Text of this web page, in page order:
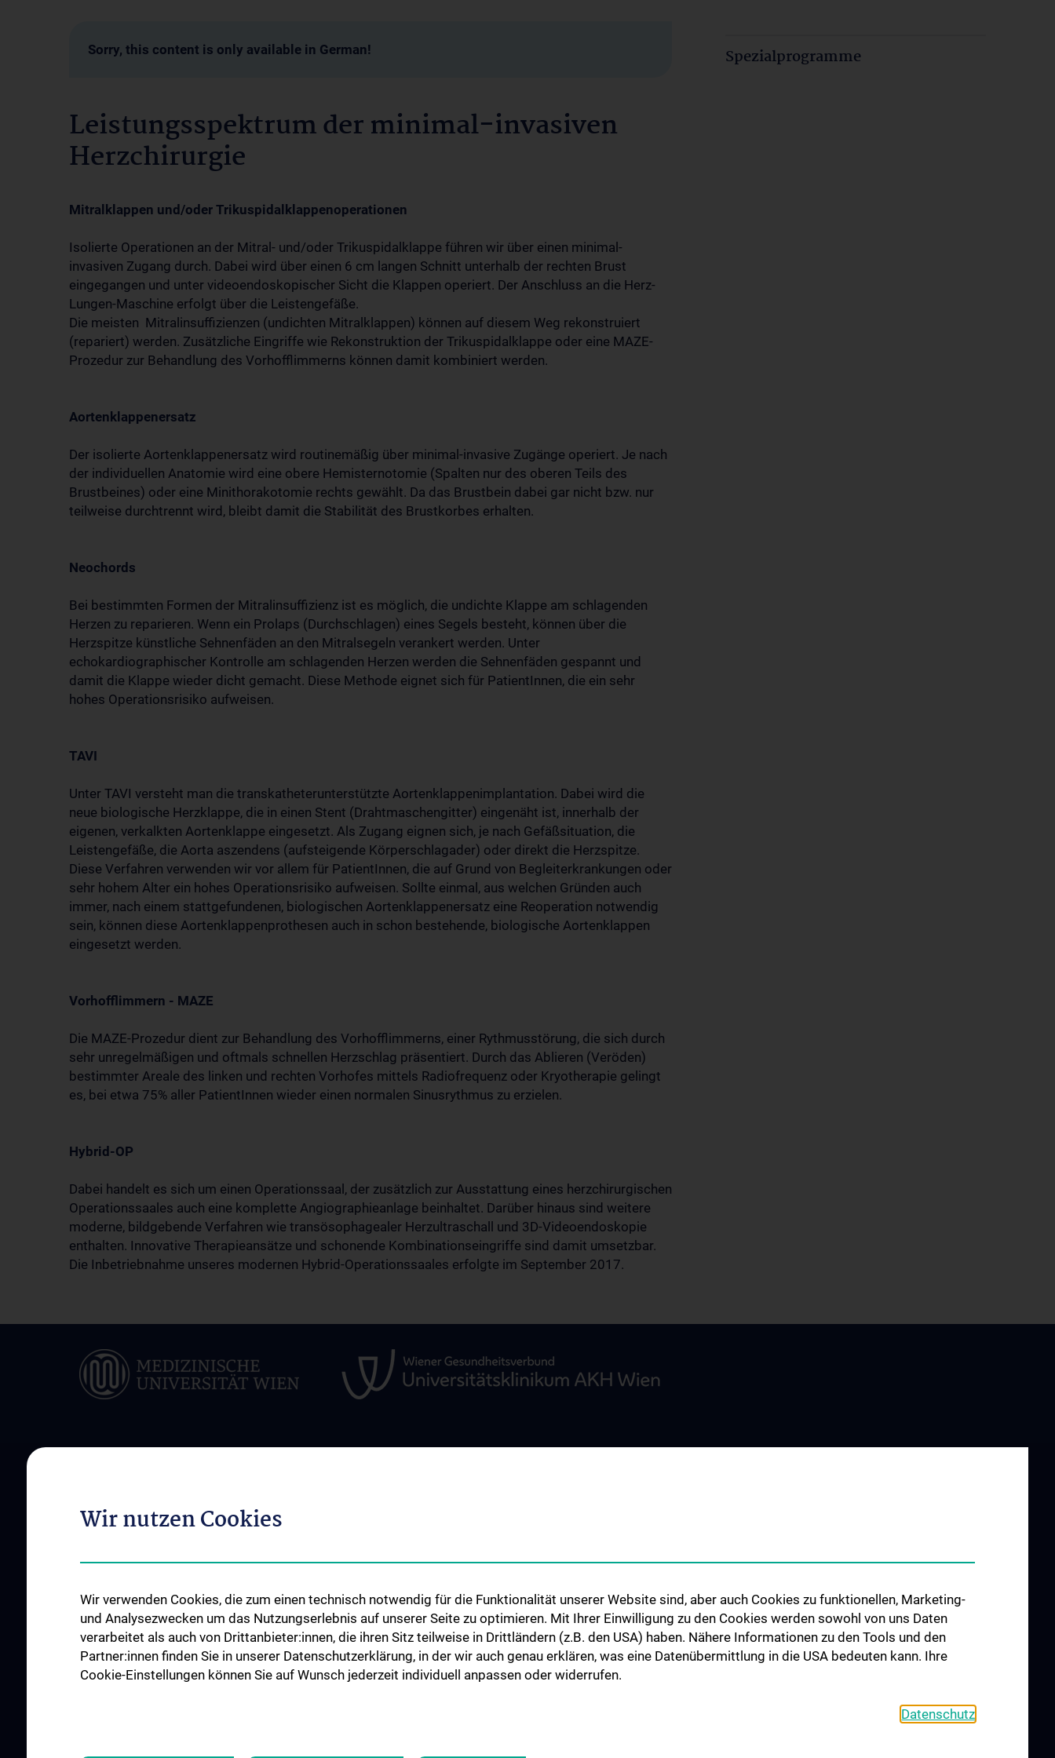
Sorry, this content is only available in German!
Leistungsspektrum der minimal-invasiven
Herzchirurgie
Mitralklappen und/oder Trikuspidalklappenoperationen
Isolierte Operationen an der Mitral- und/oder Trikuspidalklappe führen wir über einen minimal-
invasiven Zugang durch. Dabei wird über einen 6 cm langen Schnitt unterhalb der rechten Brust
eingegangen und unter videoendoskopischer Sicht die Klappen operiert. Der Anschluss an die Herz-
Lungen-Maschine erfolgt über die Leistengefäße.
Die meisten Mitralinsuffizienzen (undichten Mitralklappen) können auf diesem Weg rekonstruiert
(repariert) werden. Zusätzliche Eingriffe wie Rekonstruktion der Trikuspidalklappe oder eine MAZE-
Prozedur zur Behandlung des Vorhofflimmerns können damit kombiniert werden.
Aortenklappenersatz
Der isolierte Aortenklappenersatz wird routinemäßig über minimal-invasive Zugänge operiert. Je nach
der individuellen Anatomie wird eine obere Hemisternotomie (Spalten nur des oberen Teils des
Brustbeines) oder eine Minithorakotomie rechts gewählt. Da das Brustbein dabei gar nicht bzw. nur
teilweise durchtrennt wird, bleibt damit die Stabilität des Brustkorbes erhalten.
Neochords
Bei bestimmten Formen der Mitralinsuffizienz ist es möglich, die undichte Klappe am schlagenden
Herzen zu reparieren. Wenn ein Prolaps (Durchschlagen) eines Segels besteht, können über die
Herzspitze künstliche Sehnenfäden an den Mitralsegeln verankert werden. Unter
echokardiographischer Kontrolle am schlagenden Herzen werden die Sehnenfäden gespannt und
damit die Klappe wieder dicht gemacht. Diese Methode eignet sich für PatientInnen, die ein sehr
hohes Operationsrisiko aufweisen.
TAVI
Unter TAVI versteht man die transkatheterunterstützte Aortenklappenimplantation. Dabei wird die
neue biologische Herzklappe, die in einen Stent (Drahtmaschengitter) eingenäht ist, innerhalb der
eigenen, verkalkten Aortenklappe eingesetzt. Als Zugang eignen sich, je nach Gefäßsituation, die
Leistengefäße, die Aorta aszendens (aufsteigende Körperschlagader) oder direkt die Herzspitze.
Diese Verfahren verwenden wir vor allem für PatientInnen, die auf Grund von Begleiterkrankungen oder
sehr hohem Alter ein hohes Operationsrisiko aufweisen. Sollte einmal, aus welchen Gründen auch
immer, nach einem stattgefundenen, biologischen Aortenklappenersatz eine Reoperation notwendig
sein, können diese Aortenklappenprothesen auch in schon bestehende, biologische Aortenklappen
eingesetzt werden.
Vorhofflimmern - MAZE
Die MAZE-Prozedur dient zur Behandlung des Vorhofflimmerns, einer Rythmusstörung, die sich durch
sehr unregelmäßigen und oftmals schnellen Herzschlag präsentiert. Durch das Ablieren (Veröden)
bestimmter Areale des linken und rechten Vorhofes mittels Radiofrequenz oder Kryotherapie gelingt
es, bei etwa 75% aller PatientInnen wieder einen normalen Sinusrythmus zu erzielen.
Hybrid-OP
Dabei handelt es sich um einen Operationssaal, der zusätzlich zur Ausstattung eines herzchirurgischen
Operationssaales auch eine komplette Angiographieanlage beinhaltet. Darüber hinaus sind weitere
moderne, bildgebende Verfahren wie transösophagealer Herzultraschall und 3D-Videoendoskopie
enthalten. Innovative Therapieansätze und schonende Kombinationseingriffe sind damit umsetzbar.
Die Inbetriebnahme unseres modernen Hybrid-Operationssaales erfolgte im September 2017.
Spezialprogramme
Klinische Bereiche
Spenden
Herzoperation
Notfall
Herzchirurgie
Forschungslabor Herzchirurgie
B. Messner
Forschungslabor Mechanische
Herzunterstützung
Ludwig-Boltzmann-Cluster
Wir nutzen Cookies
Wir verwenden Cookies, die zum einen technisch notwendig für die Funktionalität unserer Website sind, aber auch Cookies zu funktionellen, Marketing-
und Analysezwecken um das Nutzungserlebnis auf unserer Seite zu optimieren. Mit Ihrer Einwilligung zu den Cookies werden sowohl von uns Daten
verarbeitet als auch von Drittanbieter:innen, die ihren Sitz teilweise in Drittländern (z.B. den USA) haben. Nähere Informationen zu den Tools und den
Partner:innen finden Sie in unserer Datenschutzerklärung, in der wir auch genau erklären, was eine Datenübermittlung in die USA bedeuten kann. Ihre
Cookie-Einstellungen können Sie auf Wunsch jederzeit individuell anpassen oder widerrufen.
Datenschutz